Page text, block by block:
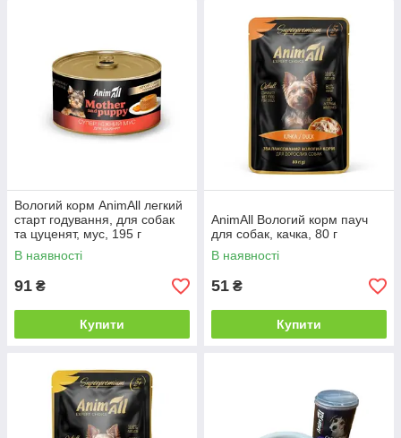
Вологий корм AnimAll легкий
старт годування, для собак
та цуценят, мус, 195 г
В наявності
91 ₴
Купити
AnimAll Вологий корм пауч
для собак, качка, 80 г
В наявності
51 ₴
Купити